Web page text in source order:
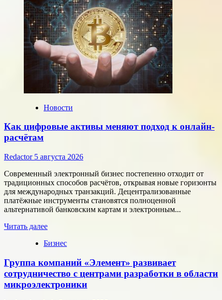
Новости
Как цифровые активы меняют подход к онлайн-
расчётам
Redactor 5 августа 2026
Современный электронный бизнес постепенно отходит от
традиционных способов расчётов, открывая новые горизонты
для международных транзакций. Децентрализованные
платёжные инструменты становятся полноценной
альтернативой банковским картам и электронным...
Читать далееПрочитать
о
цифровые
активы
меняют
подход
Бизнес
Группа компаний «Элемент» развивает
сотрудничество с центрами разработки в области
микроэлектроники